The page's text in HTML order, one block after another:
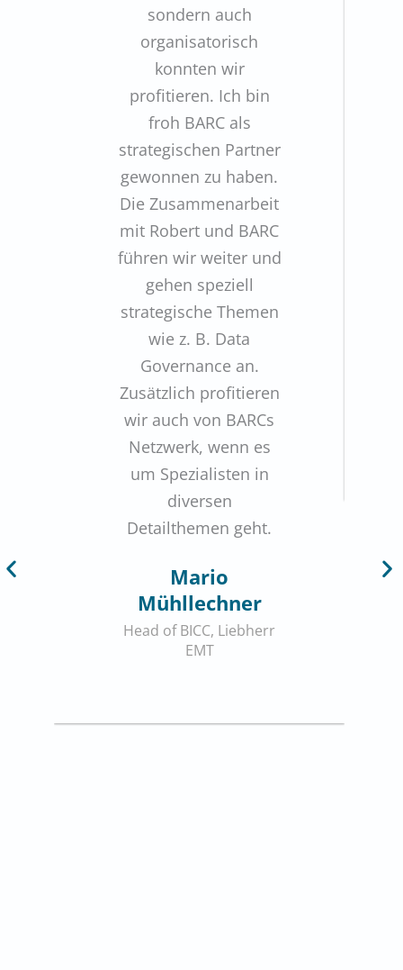
sondern auch
organisatorisch
konnten wir
profitieren. Ich bin
froh BARC als
strategischen Partner
gewonnen zu haben.
Die Zusammenarbeit
mit Robert und BARC
führen wir weiter und
gehen speziell
strategische Themen
wie z. B. Data
Governance an.
Zusätzlich profitieren
wir auch von BARCs
Netzwerk, wenn es
um Spezialisten in
diversen
Detailthemen geht.
Mario
Mühllechner
Head of BICC, Liebherr
EMT